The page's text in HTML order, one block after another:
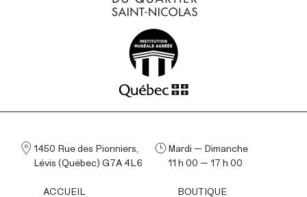
1450 Rue des Pionniers,
Lévis (Québec) G7A 4L6
Mardi — Dimanche
11 h 00 — 17 h 00
ACCUEIL BOUTIQUE